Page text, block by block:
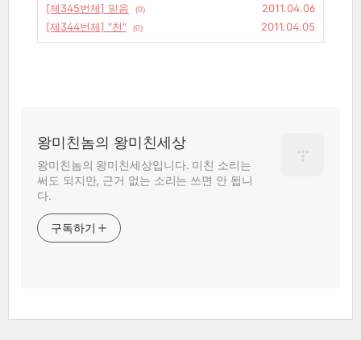
[제345번제] 믿음
(0)
2011.04.06
[제344번제] "천"
(0) 2011.04.05
왕미친놈의 왕미친세상
왕미친놈의 왕미친세상입니다. 미친 소리는
써도 되지만, 근거 없는 소리는 쓰면 안 됩니
다.
구독하기